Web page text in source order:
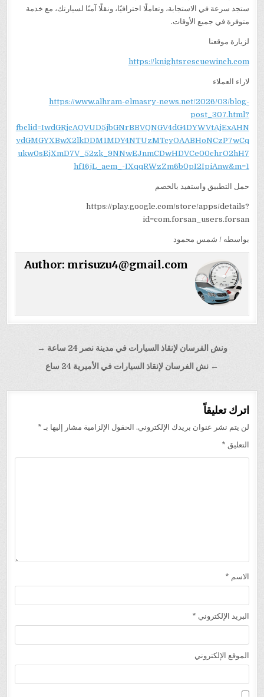
ستجد سرعة في الاستجابة، وتعاملًا احترافيًا، ونقلًا آمنًا لسيارتك، مع خدمة
متوفرة في جميع الأوقات.
لزيارة موقعنا
https://knightsrescuewinch.com
لاراء العملاء
https://www.alhram-elmasry-news.net/2026/03/blog-
post_307.html?
fbclid=IwdGRjcAQVUD5jbGNrBBVQNGV4dG4DYWVtAjExAHN
ydGMGYXBwX2lkDDM1MDY4NTUzMTcyOAABHoNCzP7wCq
ukw0sEjXmD7V_52zk_9NNwEJnmCDwHDVCe00chrO2hH7
hf16jL_aem_-IXqqRWzZm6b0pI2IpiAnw&m=1
حمل التطبيق واستفيد بالخصم
https://play.google.com/store/apps/details?
id=com.forsan_users.forsan
بواسطه / شمس محمود
Author: mrisuzu4@gmail.com
تصفّح
المقالات
ونش الفرسان لإنقاذ السيارات في مدينة نصر 24 ساعة →
← نش الفرسان لإنقاذ السيارات في الأميرية 24 ساع
اترك تعليقاً
لن يتم نشر عنوان بريدك الإلكتروني. الحقول الإلزامية مشار إليها بـ *
التعليق *
الاسم *
البريد الإلكتروني *
الموقع الإلكتروني